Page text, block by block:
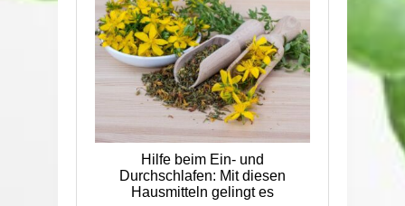
Hilfe beim Ein- und
Durchschlafen: Mit diesen
Hausmitteln gelingt es